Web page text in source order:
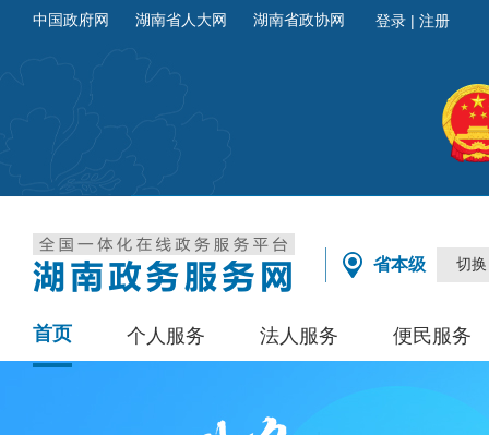
中国政府网 湖南省人大网 湖南省政协网
省本级 切换
首页 个人服务 法人服务 便民服务